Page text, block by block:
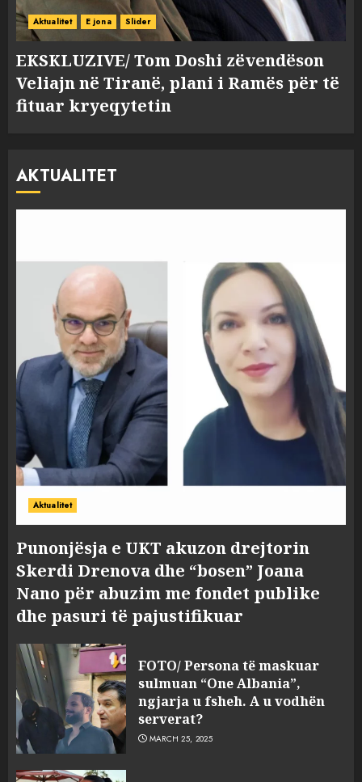
Aktualitet E jona Slider
EKSKLUZIVE/ Tom Doshi zëvendëson
Veliajn në Tiranë, plani i Ramës për të
fituar kryeqytetin
AKTUALITET
Aktualitet
Punonjësja e UKT akuzon drejtorin
Skerdi Drenova dhe “bosen” Joana
Nano për abuzim me fondet publike
dhe pasuri të pajustifikuar
FOTO/ Persona të maskuar
sulmuan “One Albania”,
ngjarja u fsheh. A u vodhën
serverat?
MARCH 25, 2025